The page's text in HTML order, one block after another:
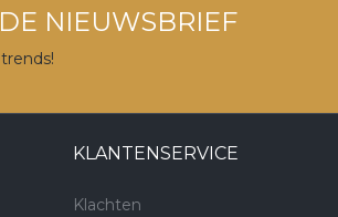
NIEUWSBRIEF
KLANTENSERVICE
Klachten